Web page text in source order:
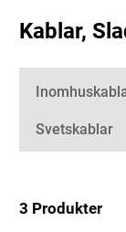
Kablar,
Kategorier
Svetskablar
3 Produkter